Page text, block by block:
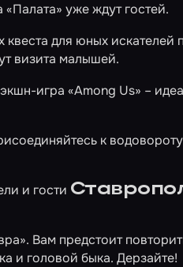
«Палата» уже ждут гостей.
квеста для юных
визита малышей.
экшн-игра«Among Us» –
к
и гости
. Вам предстоит
и головой быка. Дерзайте!